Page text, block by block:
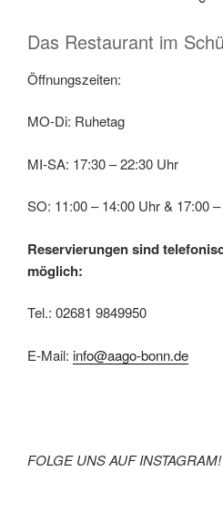
Das Restaurant im
Öffnungszeiten:
MO-Di: Ruhetag
MI-SA: 17:30 – 22:30 Uhr
SO: 11:00 – 14:00 Uhr & 17:00
Reservierungen sind
möglich:
Tel.: 02681 9849950
E-Mail: info@aago-bonn.de
FOLGE UNS AUF INSTAGRAM!